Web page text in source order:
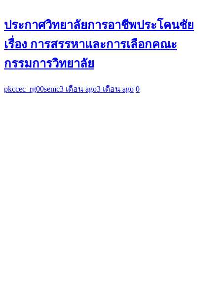
ประกาศวิทยาลัยการอาชีพประโคนชัย
เรื่อง การสรรหาและการเลือกคณะ
กรรมการวิทยาลัย
pkccec_rg00semc3 เดือน ago3 เดือน ago 0